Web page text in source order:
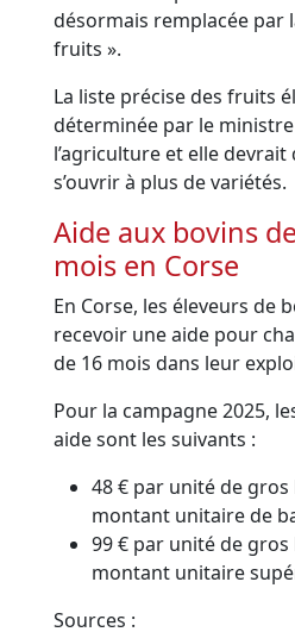
désormais remplacée par
fruits ».
La liste précise des fruits
déterminée par le
l’agriculture et elle
s’ouvrir à plus de variétés.
Aide aux bovins
mois en Corse
En Corse, les éleveurs de
recevoir une aide pour
de 16 mois dans leur
Pour la campagne 2025,
aide sont les suivants :
48 € par unité de
montant unitaire de
99 € par unité de
montant unitaire
Sources :